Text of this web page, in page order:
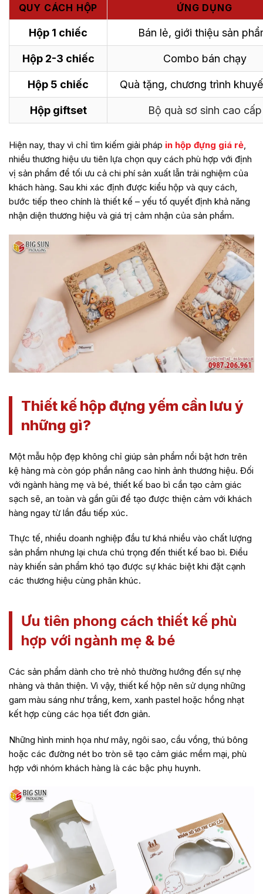
QUY CÁCH HỘP ỨNG DỤNG
Hộp 1 chiếc Bán lẻ, giới thiệu sản
Hộp 2-3 chiếc Combo bán chạy
Hộp 5 chiếc Quà tặng, chương trình
Hộp giftset Bộ quà sơ sinh cao cấp
Hiện nay, thay vì chỉ tìm kiếm giải pháp in hộp đựng giá rẻ,
nhiều thương hiệu ưu tiên lựa chọn quy cách phù hợp với định
vị sản phẩm để tối ưu cả chi phí sản xuất lẫn trải nghiệm của
khách hàng. Sau khi xác định được kiểu hộp và quy cách,
bước tiếp theo chính là thiết kế – yếu tố quyết định khả năng
nhận diện thương hiệu và giá trị cảm nhận của sản phẩm.
Thiết kế hộp đựng yếm cần lưu ý
những gì?
Một mẫu hộp đẹp không chỉ giúp sản phẩm nổi bật hơn trên
kệ hàng mà còn góp phần nâng cao hình ảnh thương hiệu. Đối
với ngành hàng mẹ và bé, thiết kế bao bì cần tạo cảm giác
sạch sẽ, an toàn và gần gũi để tạo được thiện cảm với khách
hàng ngay từ lần đầu tiếp xúc.
Thực tế, nhiều doanh nghiệp đầu tư khá nhiều vào chất lượng
sản phẩm nhưng lại chưa chú trọng đến thiết kế bao bì. Điều
này khiến sản phẩm khó tạo được sự khác biệt khi đặt cạnh
các thương hiệu cùng phân khúc.
Ưu tiên phong cách thiết kế phù
hợp với ngành mẹ & bé
Các sản phẩm dành cho trẻ nhỏ thường hướng đến sự nhẹ
nhàng và thân thiện. Vì vậy, thiết kế hộp nên sử dụng những
gam màu sáng như trắng, kem, xanh pastel hoặc hồng nhạt
kết hợp cùng các họa tiết đơn giản.
Những hình minh họa như mây, ngôi sao, cầu vồng, thú bông
hoặc các đường nét bo tròn sẽ tạo cảm giác mềm mại, phù
hợp với nhóm khách hàng là các bậc phụ huynh.